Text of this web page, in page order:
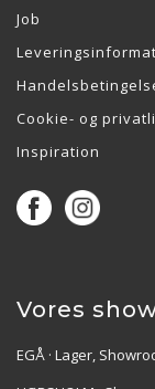
Job
Cookie- og
Inspiration
Vores
EGÅ · Lager,